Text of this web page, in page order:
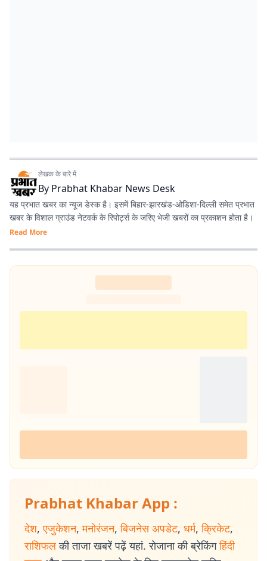
लेखक के बारे में
By Prabhat Khabar News Desk
यह प्रभात खबर का न्यूज डेस्क है। इसमें बिहार-झारखंड-ओडिशा-दिल्‍ली समेत प्रभात
खबर के विशाल ग्राउंड नेटवर्क के रिपोर्ट्स के जरिए भेजी खबरों का प्रकाशन होता है।
Read More
Prabhat Khabar App :
देश, एजुकेशन, मनोरंजन, बिजनेस अपडेट, धर्म, क्रिकेट,
राशिफल की ताजा खबरें पढ़ें यहां. रोजाना की ब्रेकिंग हिंदी